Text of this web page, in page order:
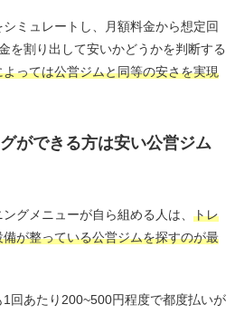
ミュレートし、月額料金から想定回
を割り出して安いかどうかを判断する
よっては公営ジムと同等の安さを実現
ができる方は安い公営ジム
グメニューが自ら組める人は、 トレ
が整っている公営ジムを探すのが最
回あたり200~500円程度で都度払いが